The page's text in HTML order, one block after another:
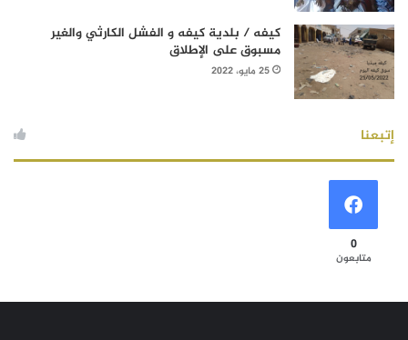
كيفه / بلدية كيفه و الفشل الكارثي والغير
مسبوق على الإطلاق
25 مايو، 2022
إتبعنا
0
متابعون